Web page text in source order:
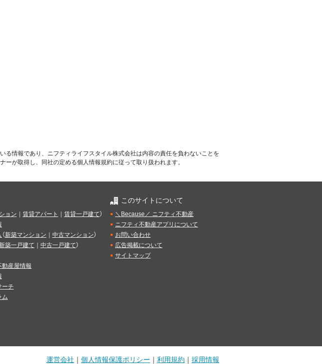
情報であり、ニフティライフスタイル株式会社は内容の責任を負わないことを
が取得し、同社の定める個人情報規約に従って取り扱われます。
ョン 賃貸アパート 賃貸一戸建て）
（新築マンション 中古マンション）
新築一戸建て 中古一戸建て）
動産屋情報
ーチ
ム
このサイトについて
＼Because／ ニフティ不動産
ニフティ不動産アプリについて
お問い合わせ
広告掲載について
サイトマップ
運営会社 ｜ 個人情報保護ポリシー ｜ 利用規約 ｜ 採用情報